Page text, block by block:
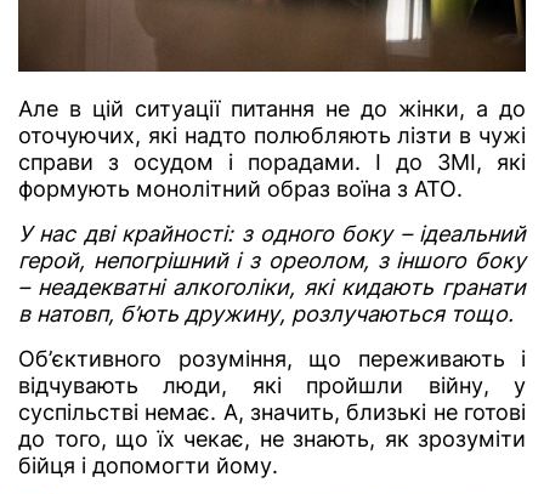
Але в цій ситуації питання не до жінки, а до
оточуючих, які надто полюбляють лізти в чужі
справи з осудом і порадами. І до ЗМІ, які
формують монолітний образ воїна з АТО.
У нас дві крайності: з одного боку – ідеальний
герой, непогрішний і з ореолом, з іншого боку
– неадекватні алкоголіки, які кидають гранати
в натовп, б’ють дружину, розлучаються тощо.
Об’єктивного розуміння, що переживають і
відчувають люди, які пройшли війну, у
суспільстві немає. А, значить, близькі не готові
до того, що їх чекає, не знають, як зрозуміти
бійця і допомогти йому.